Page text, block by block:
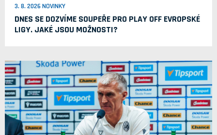
3. 8. 2026 NOVINKY
DNES SE DOZVÍME SOUPEŘE PRO PLAY OFF EVROPSKÉ
LIGY. JAKÉ JSOU MOŽNOSTI?